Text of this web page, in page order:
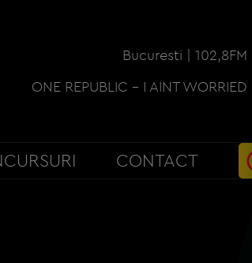
Bucuresti | 102,8FM
ONE REPUBLIC - I AINT WORRIED
CONTACT